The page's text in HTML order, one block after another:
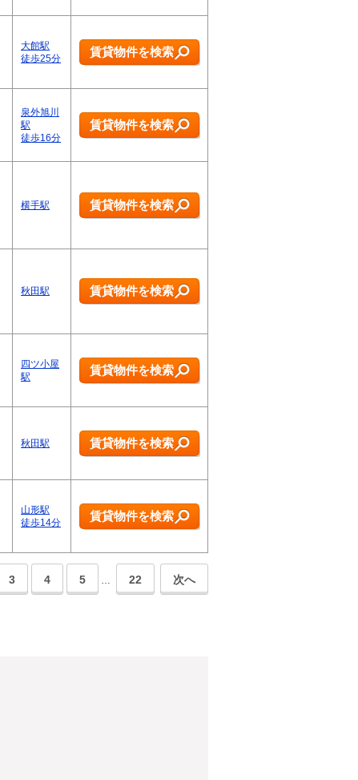
大館駅
徒歩25分
賃貸物件を検索
泉外旭川
駅
徒歩16分
賃貸物件を検索
横手駅 賃貸物件を検索
秋田駅 賃貸物件を検索
四ツ小屋
駅
賃貸物件を検索
秋田駅 賃貸物件を検索
山形駅
徒歩14分
賃貸物件を検索
3 4 5 … 22 次へ